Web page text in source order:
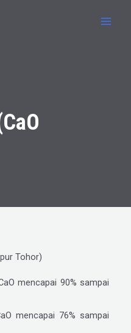
Tohor)
mencapai 90% sampai
mencapai 76% sampai